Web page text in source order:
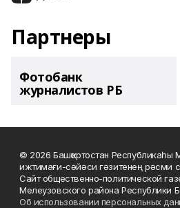
Партнеры
Фотобанк
журналистов РБ
© 2026 Башҡортостан Республикаһы
ижтимағи-сәйәси гәзитенең рәсми
Сайт общественно-политической
Мелеузовского района Республики
Об использовании персональных